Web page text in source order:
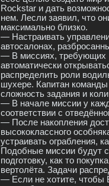
Rockstar и дать
нем. Лесли заявил, что
максимально близко.
— Настраивать
автосалонах,
— В миссиях, требующих
автоматически
распределить роли
шухере. Капитан
сложность задания и
— В начале миссии у
соответствии с
— После накопления
высококлассного
устраивать ограбления,
Подобные миссии будут
подготовку, как то
вертолёта. Задачи
— Если не хотите, чтобы